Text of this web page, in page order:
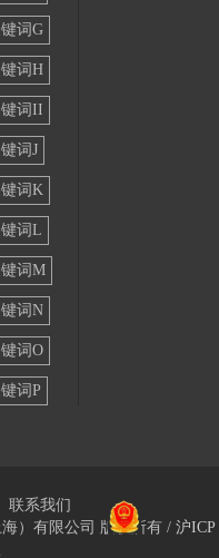
词G
词H
词II
词J
词K
词L
词M
词N
词O
词P
联系我们
）有限公司 版权所有 / 沪ICP